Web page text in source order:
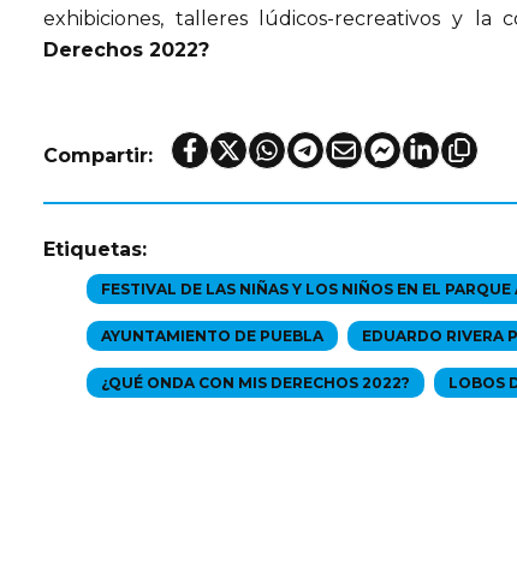
exhibiciones, talleres lúdicos-recreativos y la
Derechos 2022?
Compartir:
Etiquetas:
FESTIVAL DE LAS NIÑAS Y LOS NIÑOS EN EL
AYUNTAMIENTO DE PUEBLA EDUARDO RIVERA
¿QUÉ ONDA CON MIS DERECHOS 2022? LOBOS